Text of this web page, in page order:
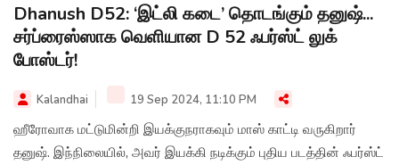
Dhanush D52: ‘இட்லி கடை’ தொடங்கும் தனுஷ்...
சர்ப்ரைஸ்ஸாக வெளியான D 52 ஃபர்ஸ்ட் லுக்
போஸ்டர்!
Kalandhai 19 Sep 2024, 11:10 PM
ஹீரோவாக மட்டுமின்றி இயக்குநராகவும் மாஸ் காட்டி வருகிறார்
தனுஷ். இந்நிலையில், அவர் இயக்கி நடிக்கும் புதிய படத்தின் ஃபர்ஸ்ட்